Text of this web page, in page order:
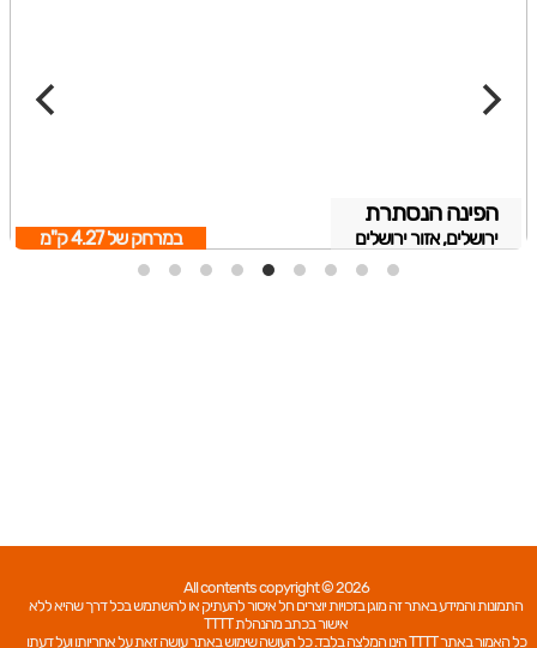
הפינה הנסתרת
ירושלים, אזור ירושלים במרחק של4.27 ק"מ
All contents copyright © 2026
התמונות והמידע באתר זה מוגן בזכויות יוצרים חל איסור להעתיק או להשתמש בכל דרך שהיא ללא
אישור בכתב מהנהלת TTTT
כל האמור באתר TTTT הינו המלצה בלבד. כל העושה שימוש באתר עושה זאת על אחריותו ועל דעתו